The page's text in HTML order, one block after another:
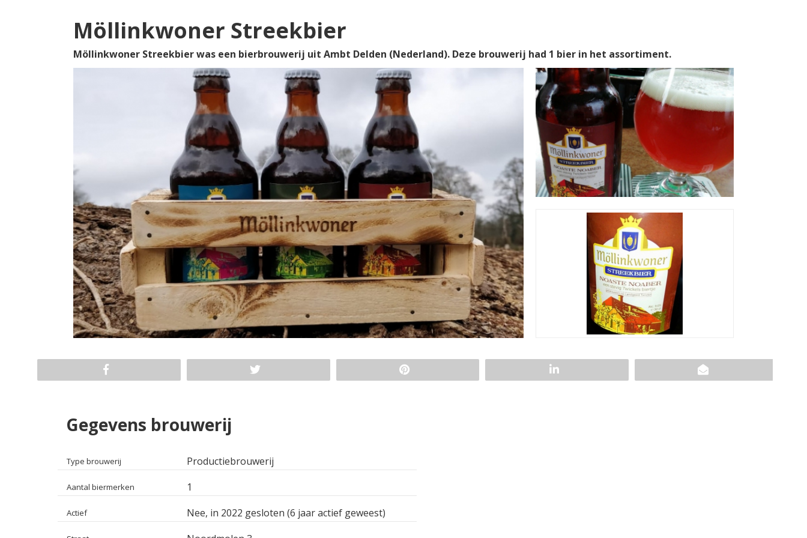
Möllinkwoner Streekbier
Möllinkwoner Streekbier was een bierbrouwerij uit Ambt Delden (Nederland). Deze brouwerij had 1 bier in het assortiment.
Gegevens brouwerij
Type brouwerij Productiebrouwerij
Aantal biermerken 1
Actief Nee, in 2022 gesloten (6 jaar actief geweest)